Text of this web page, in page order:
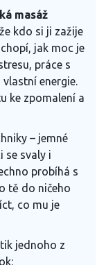
masáž
kdo si ji zažije
jak moc je
práce s
energie.
ke zpomalení a
– jemné
se svaly i
probíhá s
tě do ničeho
co mu je
jednoho z